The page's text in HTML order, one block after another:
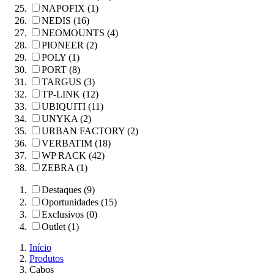
NAPOFIX (1)
NEDIS (16)
NEOMOUNTS (4)
PIONEER (2)
POLY (1)
PORT (8)
TARGUS (3)
TP-LINK (12)
UBIQUITI (11)
UNYKA (2)
URBAN FACTORY (2)
VERBATIM (18)
WP RACK (42)
ZEBRA (1)
Destaques (9)
Oportunidades (15)
Exclusivos (0)
Outlet (1)
Início
Produtos
Cabos